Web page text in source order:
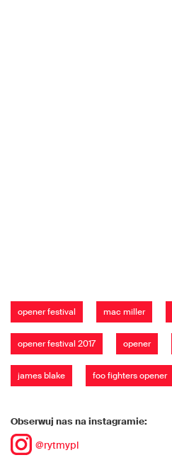
opener festival mac miller
opener festival 2017 opener
james blake foo fighters opener
Obserwuj nas na instagramie:
@rytmypl